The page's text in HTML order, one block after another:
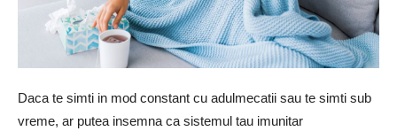
Daca te simti in mod constant cu adulmecatii sau te simti sub
vreme, ar putea insemna ca sistemul tau imunitar